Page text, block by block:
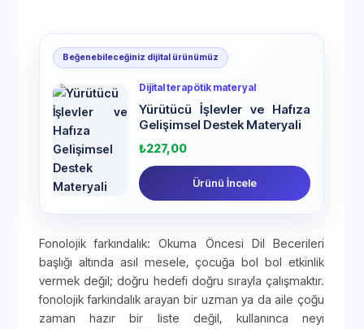
Beğenebileceğiniz dijital ürünümüz
Dijital terapötik materyal
Yürütücü İşlevler ve Hafıza
Gelişimsel Destek Materyali
₺227,00
Ürünü İncele
Fonolojik farkındalık: Okuma Öncesi Dil Becerileri
başlığı altında asıl mesele, çocuğa bol bol etkinlik
vermek değil; doğru hedefi doğru sırayla çalışmaktır.
fonolojik farkındalık arayan bir uzman ya da aile çoğu
zaman hazır bir liste değil, kullanınca neyi